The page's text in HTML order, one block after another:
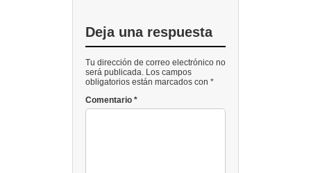
Deja una respuesta
Tu dirección de correo electrónico no
será publicada. Los campos
obligatorios están marcados con *
Comentario *